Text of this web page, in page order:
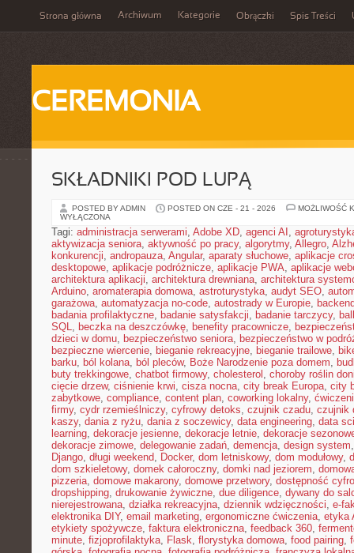
Strona główna Archiwum Kategorie Obrączki Spis Treści
CEREMONIA
SKŁADNIKI POD LUPĄ
POSTED BY ADMIN POSTED ON CZE - 21 - 2026
MOŻLIWOŚĆ
WYŁĄCZONA
Tagi: administracja serwerami, Adobe XD, agenci AI ,
aktywizacja seniora, aktywność po pracy, algorytmy, Allegro,
konkurencji, andropauza, Angular, aparaty słuchowe, aplikacje
desktopowe, aplikacje podróżnicze, aplikacje PWA, aplikacje
architektura aplikacji, architektura drewniana, architektura
Arduino, aromaterapia domowa, astroturystyka, audyt SEO,
garażowa, automatyzacja no-code, autostrady w Europie,
badania profilaktyczne, badanie satysfakcji, badanie tarczycy,
SQL, beczka na deszczówkę, benefity pracownicze,
dzieci w domu, bezpieczeństwo seniora, bezpieczeństwo w
bezpieczne wiercenie, bieganie rekreacyjne, bieganie trailowe,
barku, ból kolana, ból pleców, Boże Narodzenie poza domem,
buty trekkingowe, chatbot firmowy, cholesterol , choroby roślin
cięcie drzew, ciśnienie krwi, cisza nocna, city break Europa, city
zabytkowe, compliance, content plan, coworking lokalny,
firmy, cydr rzemieślniczy, cyfrowy detoks, czujnik czadu, czujnik
kaszy, dania z ryżu, dania z soczewicy, data engineering, data
learning, dekoracje jesienne, dekoracje letnie, dekoracje
dekoracje zimowe, delegowanie zadań, demencja, design system
Django, długi weekend, Docker, dom letniskowy, dom modułowy,
dom szkieletowy, domek całoroczny, domki nad jeziorem,
pizzeria, domowe makarony, domowe przetwory, dostępność
dropshipping, drukowanie żywiczne, due diligence, dywany do
nierejestrowana, działka rekreacyjna, dziennik wdzięczności, e-
elektronika DIY, email marketing, ergonomiczne ćwiczenia, etyka
etykiety spożywcze, faktura elektroniczna, feedback 360,
minute, fizjoprofilaktyka, Flask, florystyka domowa, food pairing,